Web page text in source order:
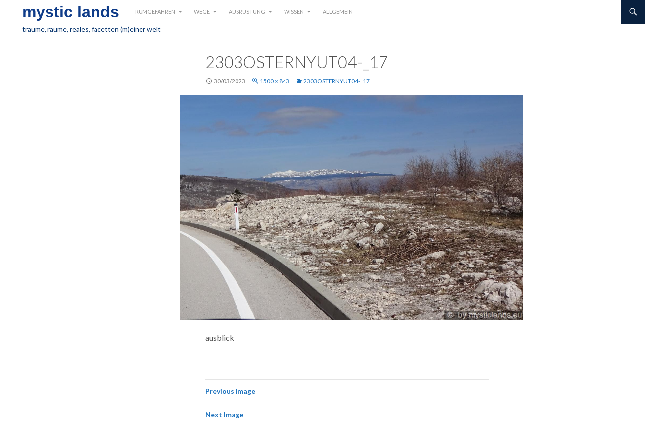
mystic lands
RUMGEFAHREN
WEGE AUSRÜSTUNG WISSEN ALLGEMEIN
träume, räume, reales, facetten (m)einer welt
2303OSTERNYUT04-_17
30/03/2023 1500 × 843 2303OSTERNYUT04-_17
ausblick
Previous Image
Next Image